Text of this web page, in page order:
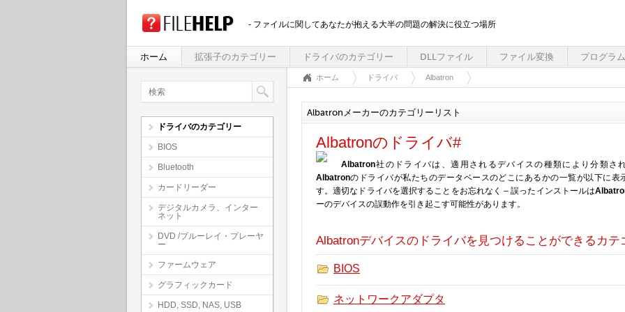
- ファイルに関してあなたが抱える大半の問題の解決に役立つ場所
ホーム 拡張子のカテゴリー ドライバのカテゴリー DLLファイル ファイル変換 プログラム
ドライバのカテゴリー
BIOS
Bluetooth
カードリーダー
デジタルカメラ、インター
ネット
DVD /ブルーレイ・プレーヤ
ー
ファームウェア
グラフィックカード
HDD, SSD, NAS, USB
ホーム ドライバ Albatron
Albatronメーカーのカテゴリーリスト
Albatronのドライバ#
Albatron社のドライバは、適用されるデバイスの種類により分類さ
Albatronのドライバが私たちのデータベースのどこにあるかの一覧が以下に表
す。適切なドライバを選択することをお忘れなく – 誤ったインストールは
ーのデバイスの誤動作を引き起こす可能性があります。
Albatronデバイスのドライバを見つけることができるカテ
BIOS
ネットワークアダプタ